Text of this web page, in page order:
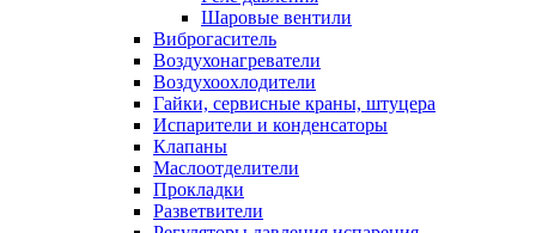
Шаровые вентили
Виброгаситель
Воздухонагреватели
Воздухоохлодители
Гайки, сервисные краны, штуцера
Испарители и конденсаторы
Клапаны
Маслоотделители
Прокладки
Разветвители